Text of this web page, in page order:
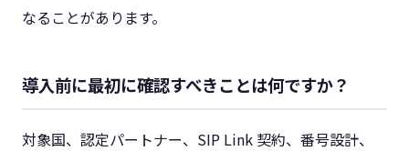
なることがあります。
導入前に最初に確認すべきことは何ですか？
対象国、認定パートナー、SIP Link 契約、番号設計、